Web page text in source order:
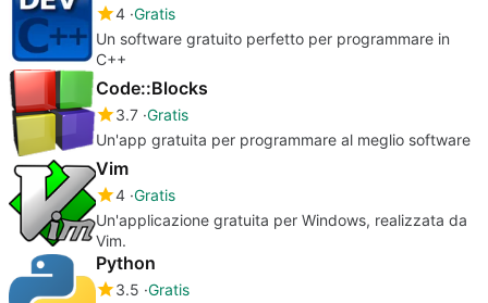
4 Gratis
Un software gratuito perfetto per programmare in
C++
Code::Blocks
3.7 Gratis
Un'app gratuita per programmare al meglio software
Vim
4 Gratis
Un'applicazione gratuita per Windows, realizzata da
Vim.
Python
3.5 Gratis